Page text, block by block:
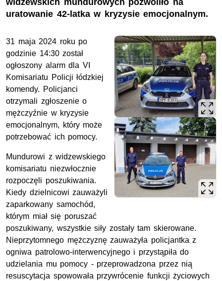
widzewskich mundurowych pozwoliło na
uratowanie 42-latka w kryzysie emocjonalnym.
31 maja 2024 roku po
godzinie 14:30 został
ogłoszony alarm dla VI
Komisariatu Policji łódzkiej
komendy. Policjanci
otrzymali zgłoszenie o
mężczyźnie w kryzysie
emocjonalnym, który może
potrzebować ich pomocy.
Mundurowi z widzewskiego
komisariatu niezwłocznie
rozpoczęli poszukiwania.
Kiedy dzielnicowi zauważyli
zaparkowany samochód,
którym miał się poruszać
poszukiwany, wszystkie siły zostały tam skierowane.
Nieprzytomnego mężczyznę zauważyła policjantka z
ogniwa patrolowo-interwencyjnego i przystąpiła do
udzielania mu pomocy - przeprowadzona przez nią
resuscytacja spowowała przywrócenie funkcji życiowych